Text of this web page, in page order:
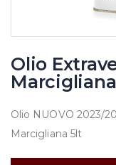
Olio
Olio NUOVO 2023/
Marcigliana 5lt